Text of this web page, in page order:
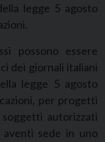
legge 5 agosto
possono essere
dei giornali italiani
legge 5 agosto
per progetti
autorizzati
aventi sede in uno